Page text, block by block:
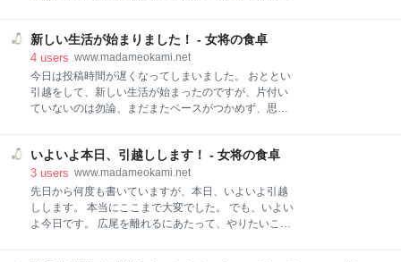
母との３人暮らし、１ヶ月経ちました！ 大変だったこ
と 認知症の母 やはりすぐに忘れてしまうので、何度も
言わなくてはいけない、それはわかっていましたが、
が野菜ジュース。 期限は少し切れていますが、未開封
だったので、それなら料理に使ってみようと、煮込み
を作ることにしました。 野菜ジュースで鶏と野菜の煮
込みを作ったら好評でした！ 材料 手順 出来上がり 食
べてました！ 野菜ジュースで鶏と野菜の煮込みを作っ
ク 野菜ジュース 1本 ウスターソース 醤油 塩 胡
椒など 手順 １．鶏もも肉は、食べやすい大きさに切っ
て、塩.胡椒をし、オリーブオイルを敷いたフライパン
で焼き目がつくまで焼きます。 ２．玉葱はくし
新しい生活が始まりました！ - 女将の食卓
4 users www.madameokami.net
今日は投稿時間が遅くなってしまいました。 おととい
引越をして、新しい生活が始まったのですが、片付い
ていないのは勿論、まだまたベースがつかめず、思う
いますが、早く通常運転できるようにしたいです。 新
しい生活が始まりました！ 観葉植物 壊れてしまったも
の 植え替え 今回の引越 理由 住んでみて これから 新し
い生活が始まりました！ 観葉植物 壊れてしまったもの
昨日のブログに書きましたが、引越で、お気に入りの
いよいよ本日、引越しします！ - 女将の食卓
3 users www.madameokami.net
先日から何度も書いていますが、本日、いよいよ引越
しします。 本当にここまで大変でした。 でも、いよい
よ今日です。 広尾を離れるにあたって、やりたいこと